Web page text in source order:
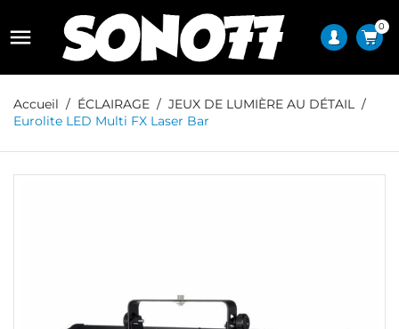
 0
Accueil ÉCLAIRAGE
JEUX DE LUMIÈRE AU DÉTAIL
Eurolite LED Multi FX Laser Bar